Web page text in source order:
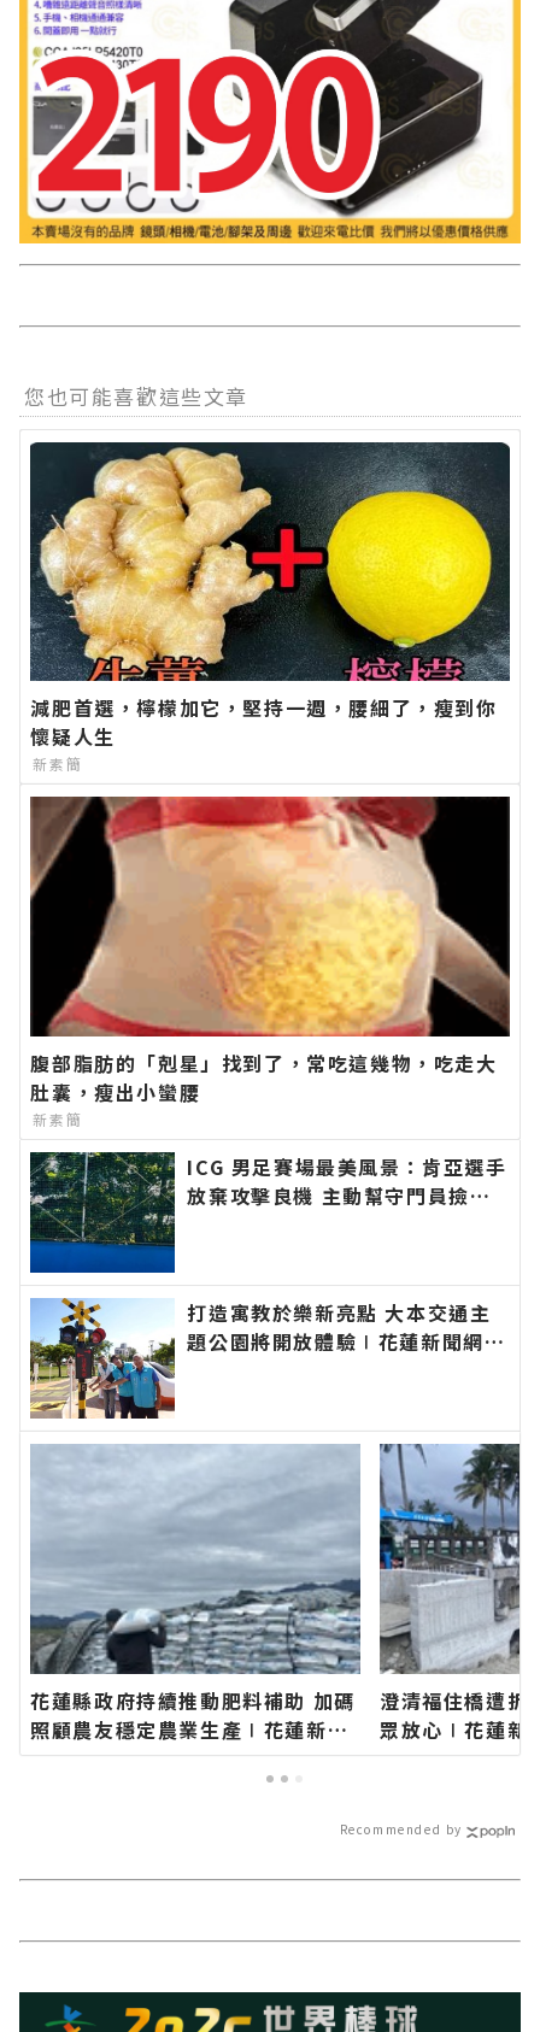
您也可能喜歡這些文章
減肥首選，檸檬加它，堅持一週，腰細了，瘦到你
懷疑人生
新素簡
腹部脂肪的「剋星」找到了，常吃這幾物，吃走大
肚囊，瘦出小蠻腰
新素簡
ICG 男足賽場最美風景：肯亞選手
放棄攻擊良機 主動幫守門員撿鞋
地資訊！
打造寓教於樂新亮點 大本交通主
題公園將開放體驗∣花蓮新聞網官
花蓮縣政府持續推動肥料補助 加碼
照顧農友穩定農業生產∣花蓮新聞
網官方網站各類新聞－最快速的今
日新聞報導 最新的在地資訊！
澄清福住橋遭
眾放心∣花蓮新
新聞－最快速的
Recommended by